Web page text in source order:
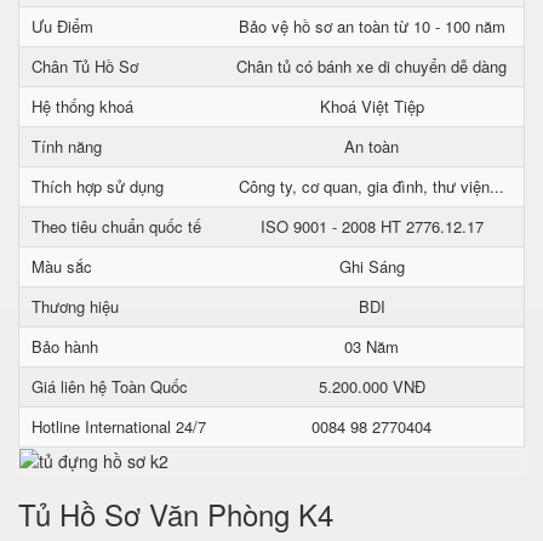
Ưu Điểm
Bảo vệ hồ sơ an toàn từ 10 - 100 năm
Chân Tủ Hồ Sơ
Chân tủ có bánh xe di chuyển dễ dàng
Hệ thống khoá
Khoá Việt Tiệp
Tính năng
An toàn
Thích hợp sử dụng
Công ty, cơ quan, gia đình, thư viện...
Theo tiêu chuẩn quốc tế
ISO 9001 - 2008 HT 2776.12.17
Màu sắc
Ghi Sáng
Thương hiệu
BDI
Bảo hành
03 Năm
Giá liên hệ Toàn Quốc
5.200.000 VNĐ
Hotline International 24/7
0084 98 2770404
Tủ Hồ Sơ Văn Phòng K4